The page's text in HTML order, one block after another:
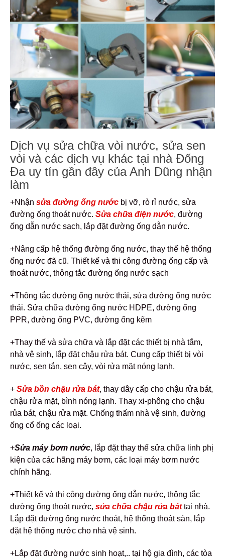
Dịch vụ sửa chữa vòi nước, sửa sen
vòi và các dịch vụ khác tại nhà Đống
Đa uy tín gần đây của Anh Dũng nhận
làm
+Nhận sửa đường ống nước bị vỡ, rò rỉ nước, sửa
đường ống thoát nước. Sửa chữa điện nước, đường
ống dẫn nước sạch, lắp đặt đường ống dẫn nước.
+Nâng cấp hệ thống đường ống nước, thay thế hệ thống
ống nước đã cũ. Thiết kế và thi công đường ống cấp và
thoát nước, thông tắc đường ống nước sạch
+Thông tắc đường ống nước thải, sửa đường ống nước
thải. Sửa chữa đường ống nước HDPE, đường ống
PPR, đường ống PVC, đường ống kẽm
+Thay thế và sửa chữa và lắp đặt các thiết bị nhà tắm,
nhà vệ sinh, lắp đặt chậu rửa bát. Cung cấp thiết bị vòi
nước, sen tắn, sen cây, vòi rửa mặt nóng lạnh.
+ Sửa bồn chậu rửa bát, thay dây cấp cho chậu rửa bát,
chậu rửa mặt, bình nóng lạnh. Thay xi-phông cho chậu
rủa bát, chậu rửa mặt. Chống thấm nhà vệ sinh, đường
ống cổ ống các loại.
+Sửa máy bơm nước, lắp đặt thay thế sửa chữa linh phị
kiện của các hãng máy bơm, các loại máy bơm nước
chính hãng.
+Thiết kế và thi công đường ống dẫn nước, thông tắc
đường ống thoát nước, sửa chữa chậu rửa bát tại nhà.
Lắp đặt đường ống nước thoát, hệ thống thoát sàn, lắp
đặt hệ thống nước cho nhà vệ sinh.
+Lắp đặt đường nước sinh hoạt,.. tại hộ gia đình, các tòa